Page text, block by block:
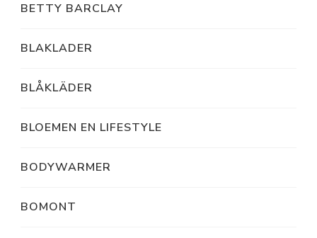
BETTY BARCLAY
BLAKLADER
BLÅKLÄDER
BLOEMEN EN LIFESTYLE
BODYWARMER
BOMONT